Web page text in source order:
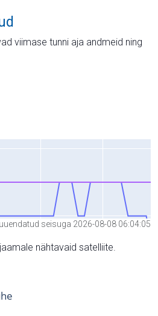
viimase tunni aja andmeid ning
seisuga 2026-08-08 06:04:05
nähtavaid satelliite.